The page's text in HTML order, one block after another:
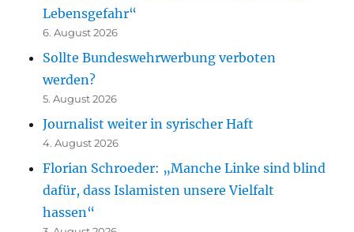
Lebensgefahr“
6. August 2026
Sollte Bundeswehrwerbung verboten
werden?
5. August 2026
Journalist weiter in syrischer Haft
4. August 2026
Florian Schroeder: „Manche Linke sind blind
dafür, dass Islamisten unsere Vielfalt
hassen“